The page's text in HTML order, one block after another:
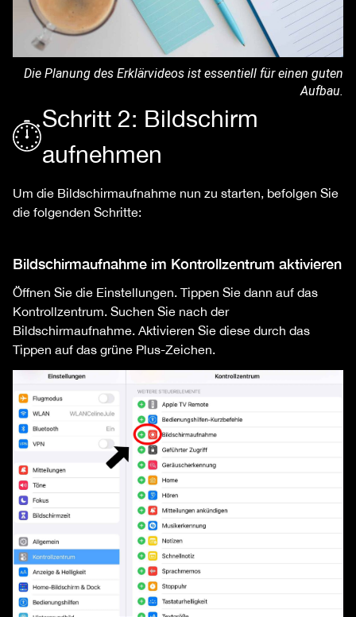
Die Planung des Erklärvideos ist essentiell für einen guten
Aufbau.
Schritt 2: Bildschirm
aufnehmen
Um die Bildschirmaufnahme nun zu starten, befolgen Sie
die folgenden Schritte:
Bildschirmaufnahme im Kontrollzentrum aktivieren
Öffnen Sie die Einstellungen. Tippen Sie dann auf das
Kontrollzentrum. Suchen Sie nach der
Bildschirmaufnahme. Aktivieren Sie diese durch das
Tippen auf das grüne Plus-Zeichen.